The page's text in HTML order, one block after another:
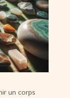
un corps